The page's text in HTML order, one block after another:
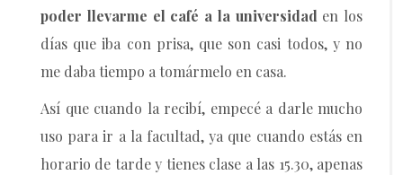
poder llevarme el café a la universidaden los
días que iba con prisa, que son casi todos, y no
me daba tiempo a tomármelo en casa.
Así que cuando la recibí, empecé a darle mucho
uso para ir a la facultad, ya que cuando estás en
horario de tarde y tienes clase a las 15.30, apenas